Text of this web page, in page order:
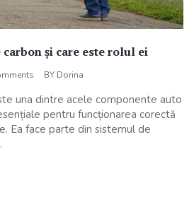
carbon și care este rolul ei
BY Dorina
una dintre acele componente auto
pentru funcționarea corectă
Ea face parte din sistemul de